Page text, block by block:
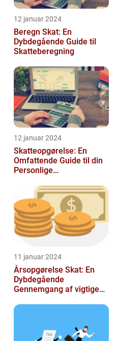
12 januar 2024
Beregn Skat: En
Dybdegående Guide til
Skatteberegning
12 januar 2024
Skatteopgørelse: En
Omfattende Guide til din
Personlige
11 januar 2024
Årsopgørelse Skat: En
Dybdegående
Gennemgang af vigtige
finansfolk